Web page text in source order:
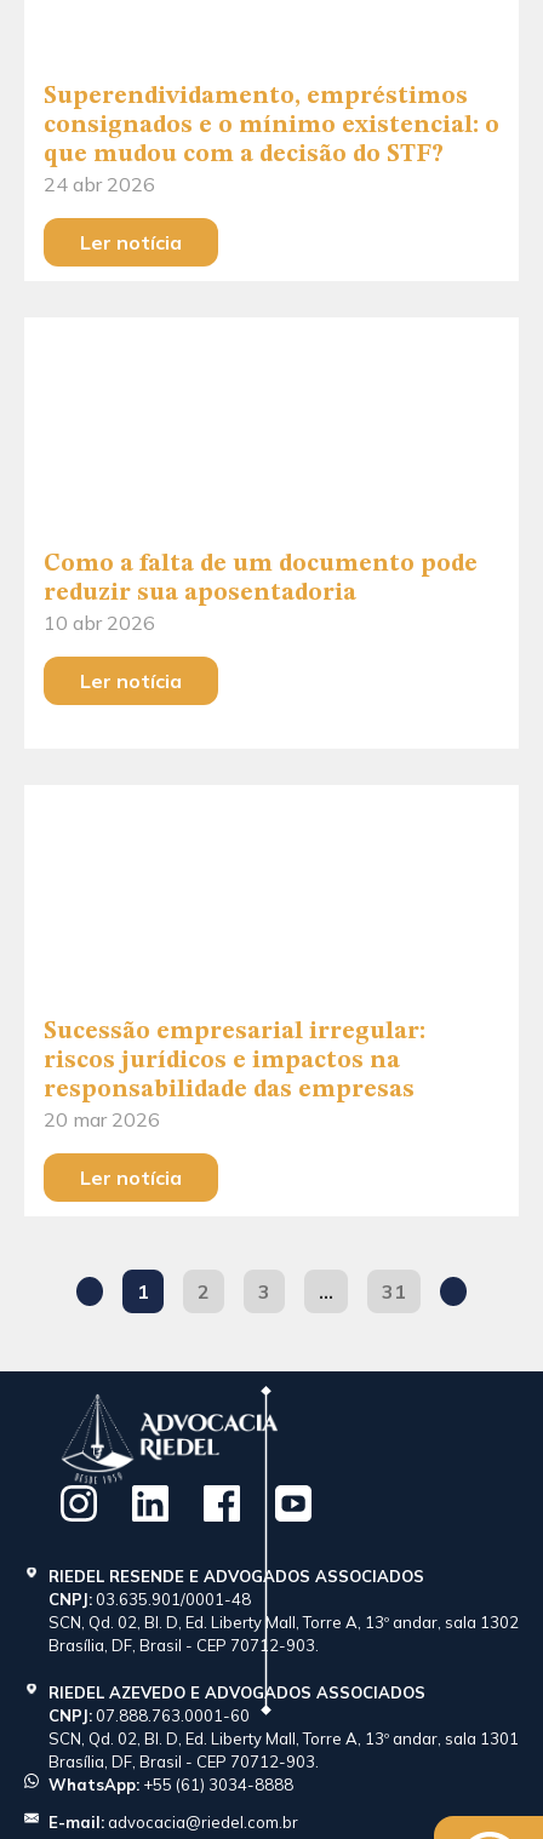
Superendividamento, empréstimos
consignados e o mínimo existencial: o
que mudou com a decisão do STF?
24 abr 2026
Ler notícia
Como a falta de um documento pode
reduzir sua aposentadoria
10 abr 2026
Ler notícia
Sucessão empresarial irregular:
riscos jurídicos e impactos na
responsabilidade das empresas
20 mar 2026
Ler notícia
1 2 3 … 31
RIEDEL RESENDE E ADVOGADOS ASSOCIADOS
CNPJ:03.635.901/0001-48
SCN, Qd. 02, Bl. D, Ed. Liberty Mall, Torre A, 13º andar, sala 1302
Brasília, DF, Brasil - CEP 70712-903.
RIEDEL AZEVEDO E ADVOGADOS ASSOCIADOS
CNPJ:07.888.763.0001-60
SCN, Qd. 02, Bl. D, Ed. Liberty Mall, Torre A, 13º andar, sala 1301
Brasília, DF, Brasil - CEP 70712-903.
WhatsApp: +55 (61) 3034-8888
E-mail:advocacia@riedel.com.br